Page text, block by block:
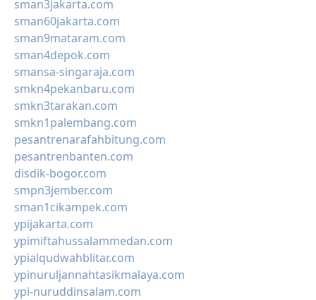
sman3jakarta.com
sman60jakarta.com
sman9mataram.com
sman4depok.com
smansa-singaraja.com
smkn4pekanbaru.com
smkn3tarakan.com
smkn1palembang.com
pesantrenarafahbitung.com
pesantrenbanten.com
disdik-bogor.com
smpn3jember.com
sman1cikampek.com
ypijakarta.com
ypimiftahussalammedan.com
ypialqudwahblitar.com
ypinuruljannahtasikmalaya.com
ypi-nuruddinsalam.com